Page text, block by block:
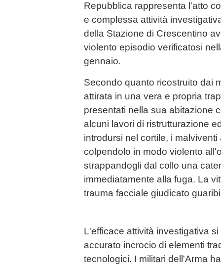
Repubblica rappresenta l'atto
e complessa attività
della Stazione di Crescentino
violento episodio verificatosi
gennaio.
Secondo quanto ricostruito dai
attirata in una vera e propria
presentati nella sua abitazione
alcuni lavori di ristrutturazione
introdursi nel cortile, i
colpendolo in modo violento
strappandogli dal collo una
immediatamente alla fuga. La
trauma facciale giudicato
L'efficace attività investigativa
accurato incrocio di elementi
tecnologici. I militari dell'Arma